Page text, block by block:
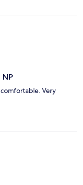
Very